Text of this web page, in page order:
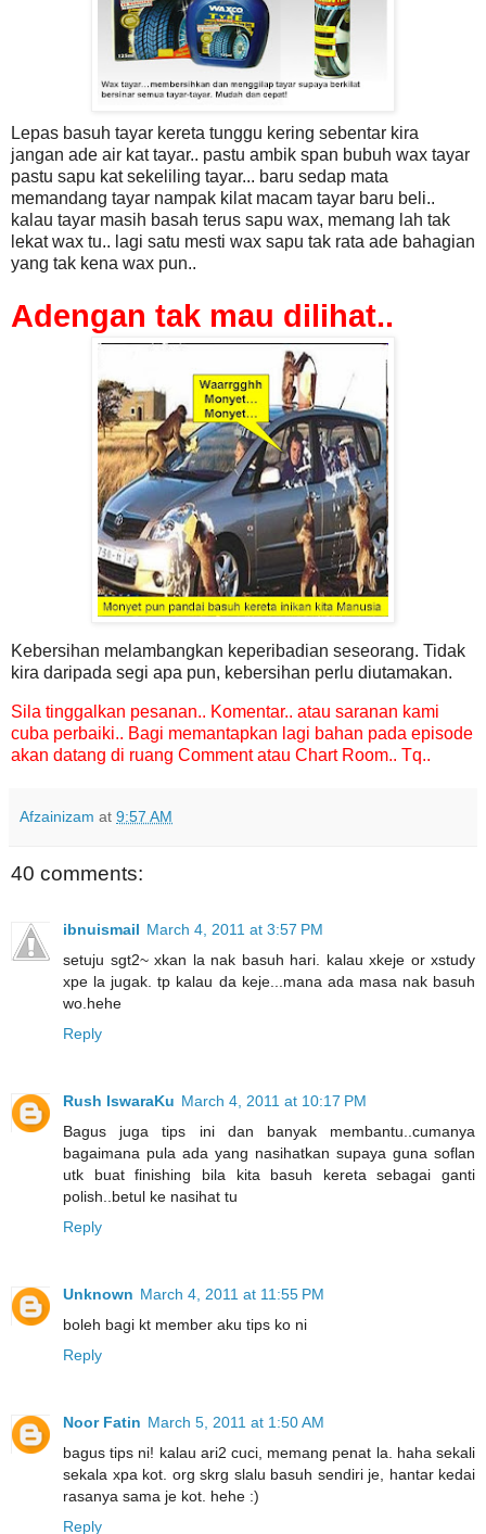
Lepas basuh tayar kereta tunggu kering sebentar kira
jangan ade air kat tayar.. pastu ambik span bubuh wax tayar
pastu sapu kat sekeliling tayar... baru sedap mata
memandang tayar nampak kilat macam tayar baru beli..
kalau tayar masih basah terus sapu wax, memang lah tak
lekat wax tu.. lagi satu mesti wax sapu tak rata ade bahagian
yang tak kena wax pun..
Adengan tak mau dilihat..
Kebersihan melambangkan keperibadian seseorang. Tidak
kira daripada segi apa pun, kebersihan perlu diutamakan.
Sila tinggalkan pesanan.. Komentar.. atau saranan kami
cuba perbaiki.. Bagi memantapkan lagi bahan pada episode
akan datang di ruang Comment atau Chart Room.. Tq..
Afzainizam at 9:57 AM
40 comments:
ibnuismail March 4, 2011 at 3:57 PM
setuju sgt2~ xkan la nak basuh hari. kalau xkeje or xstudy
xpe la jugak. tp kalau da keje...mana ada masa nak basuh
wo.hehe
Reply
Rush IswaraKu March 4, 2011 at 10:17 PM
Bagus juga tips ini dan banyak membantu..cumanya
bagaimana pula ada yang nasihatkan supaya guna soflan
utk buat finishing bila kita basuh kereta sebagai ganti
polish..betul ke nasihat tu
Reply
Unknown March 4, 2011 at 11:55 PM
boleh bagi kt member aku tips ko ni
Reply
Noor Fatin March 5, 2011 at 1:50 AM
bagus tips ni! kalau ari2 cuci, memang penat la. haha sekali
sekala xpa kot. org skrg slalu basuh sendiri je, hantar kedai
rasanya sama je kot. hehe :)
Reply